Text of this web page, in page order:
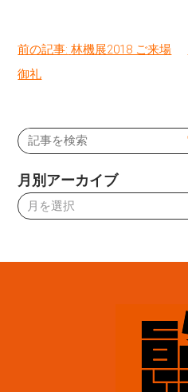
投
ナ
ゲ
前の記事: 林機展2018 ご来場
御礼
月別アーカイブ